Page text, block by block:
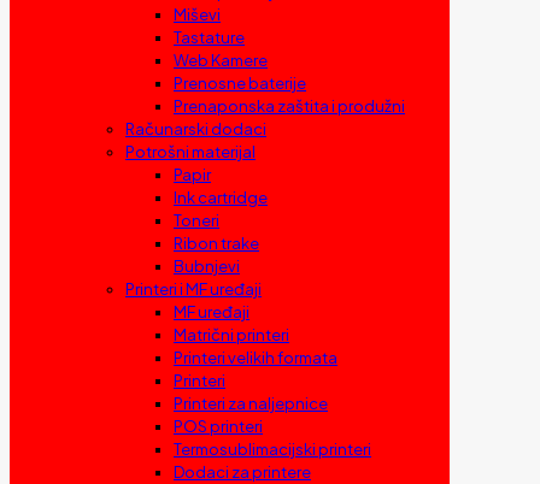
Miševi
Tastature
Web Kamere
Prenosne baterije
Prenaponska zaštita i produžni
Računarski dodaci
Potrošni materijal
Papir
Ink cartridge
Toneri
Ribon trake
Bubnjevi
Printeri i MF uređaji
MF uređaji
Matrični printeri
Printeri velikih formata
Printeri
Printeri za naljepnice
POS printeri
Termosublimacijski printeri
Dodaci za printere